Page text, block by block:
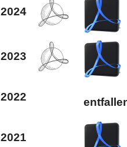
2024
2023
2022
2021